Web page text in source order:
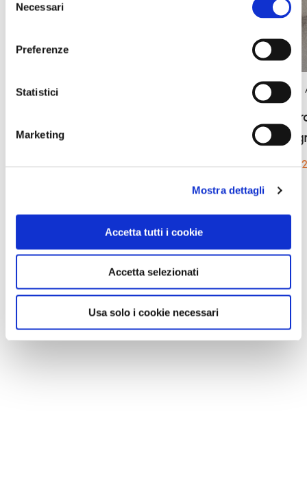
delNecessari
Preferenze
Statistici
Marketing
Mostra dettagli
Accetta tutti i cookie
Accetta selezionati
Usa solo i cookie necessari
BANDIERE ARANCIONI
dell'Antiquariato e Modernariato 2026
BANDIERE
Visite
7